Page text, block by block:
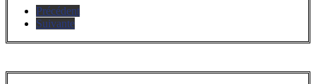
Précédent
Suivante